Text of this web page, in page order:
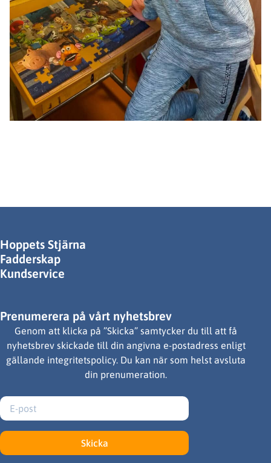
Hoppets Stjärna
Fadderskap
Kundservice
Prenumerera på vårt nyhetsbrev
Genom att klicka på ”Skicka” samtycker du till att få
nyhetsbrev skickade till din angivna e-postadress enligt
gällande integritetspolicy. Du kan när som helst avsluta
din prenumeration.
Skicka